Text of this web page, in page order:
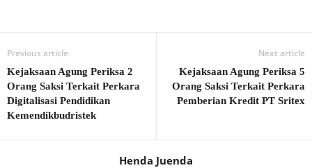
Previous article
Kejaksaan Agung Periksa 2
Orang Saksi Terkait Perkara
Digitalisasi Pendidikan
Kemendikbudristek
Next article
Kejaksaan Agung Periksa 5
Orang Saksi Terkait Perkara
Pemberian Kredit PT Sritex
Henda Juenda